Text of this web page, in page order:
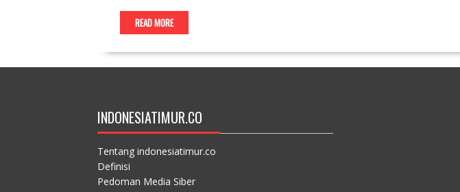
READ MORE
INDONESIATIMUR.CO
Tentang indonesiatimur.co
Definisi
Pedoman Media Siber